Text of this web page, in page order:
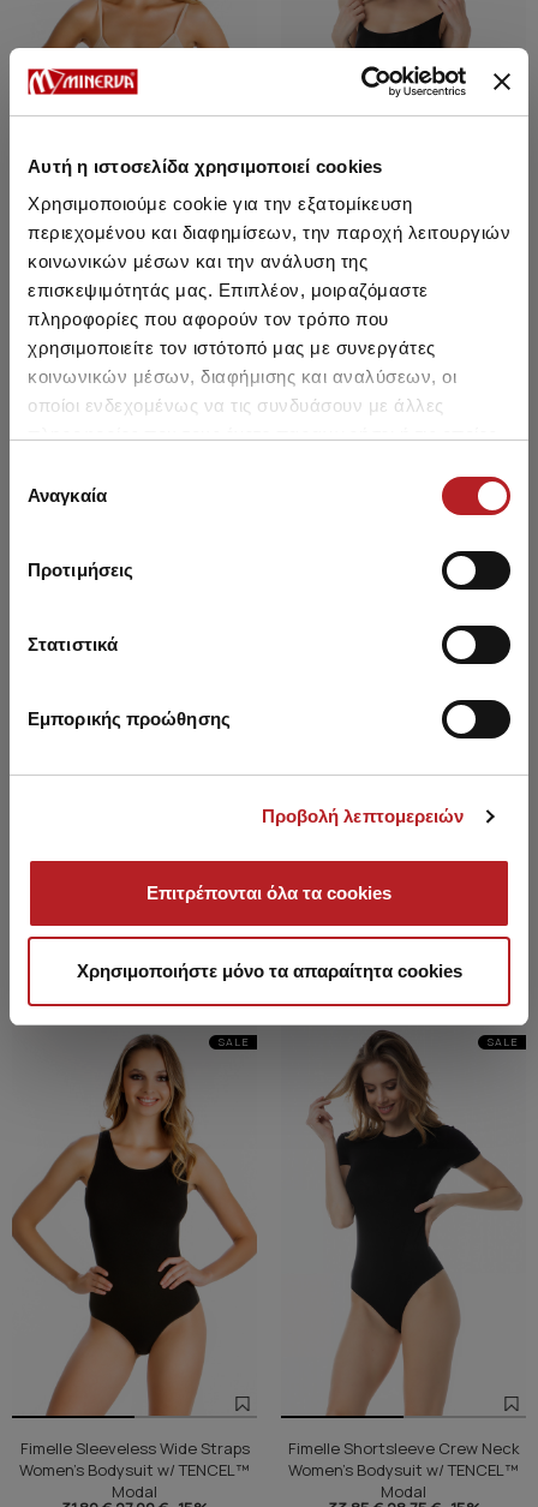
Αυτή η ιστοσελίδα χρησιμοποιεί cookies
Χρησιμοποιούμε cookie για την εξατομίκευση
περιεχομένου και διαφημίσεων, την παροχή λειτουργιών
κοινωνικών μέσων και την ανάλυση της
επισκεψιμότητάς μας. Επιπλέον, μοιραζόμαστε
πληροφορίες που αφορούν τον τρόπο που
χρησιμοποιείτε τον ιστότοπό μας με συνεργάτες
κοινωνικών μέσων, διαφήμισης και αναλύσεων, οι
οποίοι ενδεχομένως να τις συνδυάσουν με άλλες
των υπηρεσιών τους.
συγκατάθεσης
Αναγκαία
Προτιμήσεις
Στατιστικά
Εμπορικής προώθησης
Προβολή λεπτομερειών
Επιτρέπονται όλα τα cookies
Χρησιμοποιήστε μόνο τα απαραίτητα cookies
Fimelle Sleeveless Strappy
Women's Bodysuit w/ TENCEL™
Modal
27,35 €23,20 € -15%
Fimelle Sleeveless Strappy
Women's Bodysuit w/ TENCEL™
Modal
27,35 €23,20 € -15%
Women's Bodysuit w/ TENCEL™
Modal
27,35 €23,20 €-15%
Women's Bodysuit w/ TENCEL™
Modal
31,80 €27,00 €-15%
SALE
Fimelle Sleeveless Wide Straps
Women's Bodysuit w/ TENCEL™
Modal
SALE
Fimelle Shortsleeve Crew Neck
Women's Bodysuit w/ TENCEL™
Modal